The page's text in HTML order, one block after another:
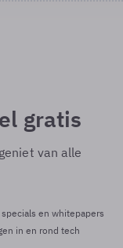
gratis
van alle
en whitepapers
in en rond tech